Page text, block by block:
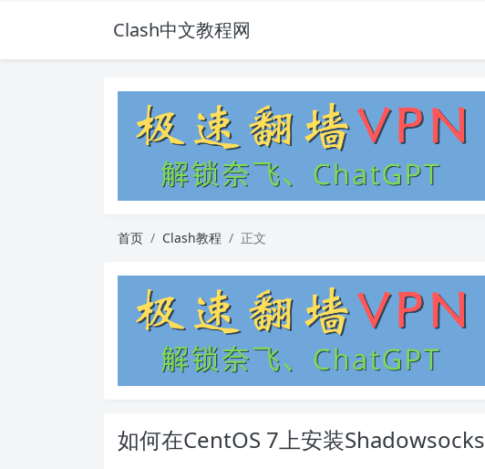
Clash中文教程网
首页 Clash教程 正文
如何在CentOS 7上安装Shadowsocks